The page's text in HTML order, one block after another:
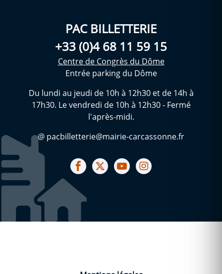
PAC BILLETTERIE
+33 (0)4 68 11 59 15
Centre de Congrès du Dôme
Entrée parking du Dôme
Du lundi au jeudi de 10h à 12h30 et de 14h à
17h30. Le vendredi de 10h à 12h30 - Fermé
l'après-midi.
@ pacbilletterie@mairie-carcassonne.fr
Notre facebook
Notre X (ex Twitter)
Notre Chaine youtube